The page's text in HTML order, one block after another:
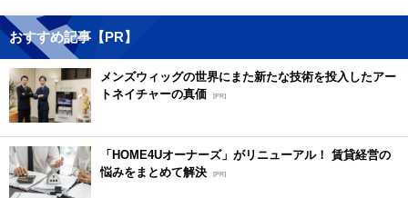
おすすめ記事【PR】
メンズウィッグの世界にまた新たな技術を投入したアー
トネイチャーの真価 [PR]
「HOME4Uオーナーズ」がリニューアル！ 賃貸経営の
悩みをまとめて解決 [PR]